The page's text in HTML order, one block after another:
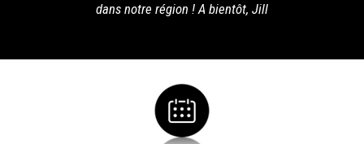
dans notre région ! A bientôt, Jill